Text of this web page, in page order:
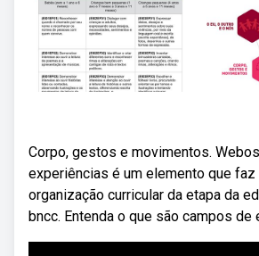
Corpo, gestos e movimentos.
experiências é um elemento que faz
organização curricular da etapa da
bncc. Entenda o que são campos de